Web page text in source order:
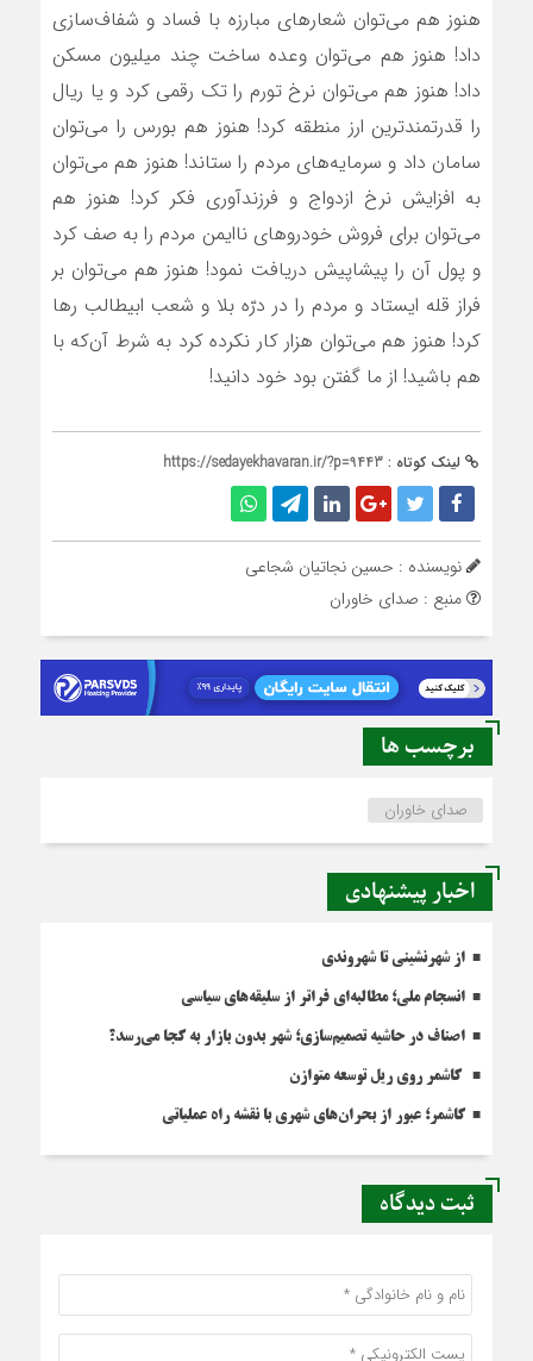
هنوز هم می‌توان شعارهای مبارزه با فساد و شفاف‌سازی
داد! هنوز هم می‌توان وعده ساخت چند میلیون مسکن
داد! هنوز هم می‌توان نرخ تورم را تک رقمی کرد و یا ریال
را قدرتمندترین ارز منطقه کرد! هنوز هم بورس را می‌توان
سامان داد و سرمایه‌های مردم را ستاند! هنوز هم می‌توان
به افزایش نرخ ازدواج و فرزندآوری فکر کرد! هنوز هم
می‌توان برای فروش خودروهای ناایمن مردم را به صف کرد
و پول آن را پیشاپیش دریافت نمود! هنوز هم می‌توان بر
فراز قله ایستاد و مردم را در درّه بلا و شعب ابیطالب رها
کرد! هنوز هم می‌توان هزار کار نکرده کرد به شرط آن‌که با
هم باشید! از ما گفتن بود خود دانید!
لینک کوتاه : https://sedayekhavaran.ir/?p=9443
نویسنده : حسین نجاتیان شجاعی
منبع : صدای خاوران
برچسب ها
صدای خاوران
اخبار پیشنهادی
از شهرنشینی تا شهروندی
انسجام ملی؛ مطالبه‌ای فراتر از سلیقه‌های سیاسی
اصناف در حاشیه تصمیم‌سازی؛ شهر بدون بازار به کجا می‌رسد؟
کاشمر روی ریل توسعه متوازن
کاشمر؛ عبور از بحران‌های شهری با نقشه راه عملیاتی
ثبت دیدگاه